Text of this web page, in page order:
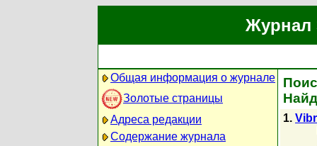
Журнал
Общая информация о журнале
Золотые страницы
Адреса редакции
Содержание журнала
1.